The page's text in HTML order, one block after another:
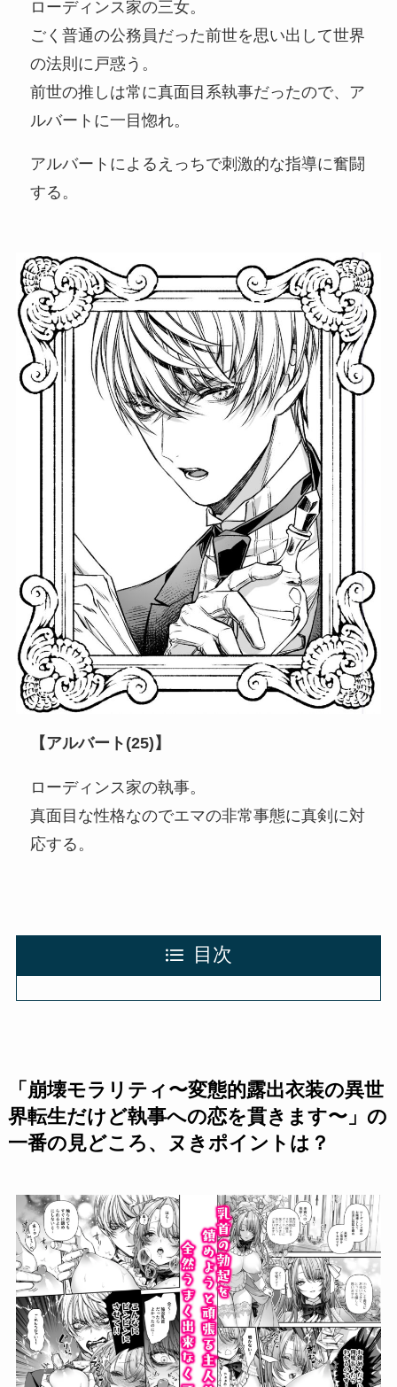
ローディンス家の三女。
ごく普通の公務員だった前世を思い出して世界
の法則に戸惑う。
前世の推しは常に真面目系執事だったので、ア
ルバートに一目惚れ。
アルバートによるえっちで刺激的な指導に奮闘
する。
【アルバート(25)】
ローディンス家の執事。
真面目な性格なのでエマの非常事態に真剣に対
応する。
目次
「 崩壊モラリティ〜変態的露出衣装の異世
界転生だけど執事への恋を貫きます〜」の
一番の見どころ、ヌきポイントは？